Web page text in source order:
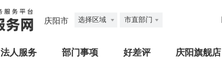
庆阳市 选择区域 市直部门
法人服务 部门事项 好差评 庆阳旗舰店